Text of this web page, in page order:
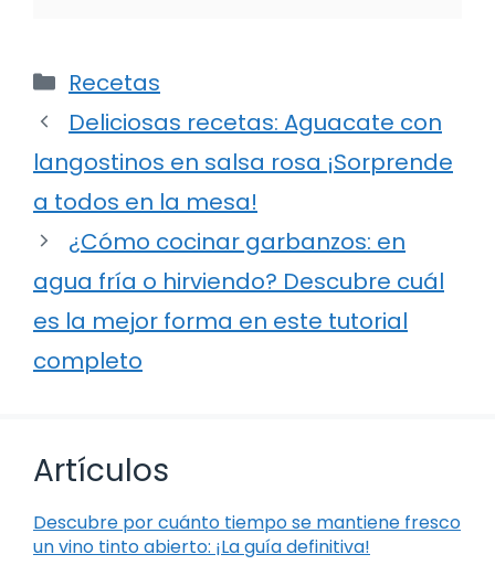
Categorías
Recetas
Deliciosas recetas: Aguacate con
langostinos en salsa rosa ¡Sorprende
a todos en la mesa!
¿Cómo cocinar garbanzos: en
agua fría o hirviendo? Descubre cuál
es la mejor forma en este tutorial
completo
Artículos
Descubre por cuánto tiempo se mantiene fresco
un vino tinto abierto: ¡La guía definitiva!